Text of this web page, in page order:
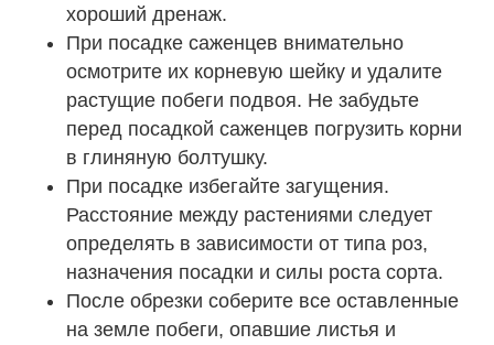
хороший дренаж.
При посадке саженцев внимательно
осмотрите их корневую шейку и удалите
растущие побеги подвоя. Не забудьте
перед посадкой саженцев погрузить корни
в глиняную болтушку.
При посадке избегайте загущения.
Расстояние между растениями следует
определять в зависимости от типа роз,
назначения посадки и силы роста сорта.
После обрезки соберите все оставленные
на земле побеги, опавшие листья и